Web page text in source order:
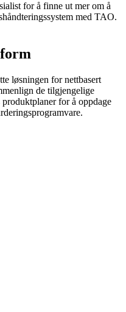
for å finne ut mer om å
med TAO.
løsningen for nettbasert
de tilgjengelige
for å oppdage